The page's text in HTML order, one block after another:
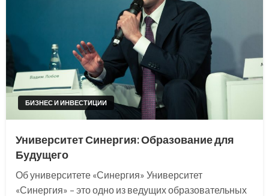
БИЗНЕС И ИНВЕСТИЦИИ
Университет Синергия: Образование для
Будущего
Об университете «Синергия» Университет
«Синергия» – это одно из ведущих образовательных